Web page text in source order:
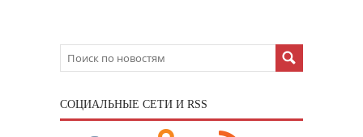
CОЦИАЛЬНЫЕ СЕТИ И RSS